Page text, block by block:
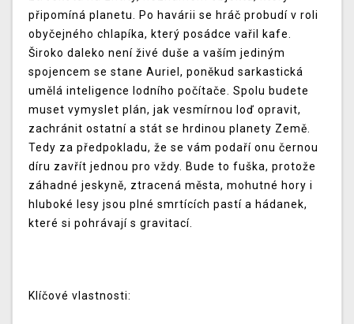
připomíná planetu. Po havárii se hráč probudí v roli
obyčejného chlapíka, který posádce vařil kafe.
Široko daleko není živé duše a vaším jediným
spojencem se stane Auriel, poněkud sarkastická
umělá inteligence lodního počítače. Spolu budete
muset vymyslet plán, jak vesmírnou loď opravit,
zachránit ostatní a stát se hrdinou planety Země.
Tedy za předpokladu, že se vám podaří onu černou
díru zavřít jednou pro vždy. Bude to fuška, protože
záhadné jeskyně, ztracená města, mohutné hory i
hluboké lesy jsou plné smrtících pastí a hádanek,
které si pohrávají s gravitací.
Klíčové vlastnosti: